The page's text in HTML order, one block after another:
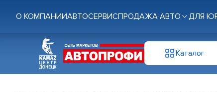
О КОМПАНИИАВТОСЕРВИСПРОДАЖА АВТО ДЛЯ
Каталог